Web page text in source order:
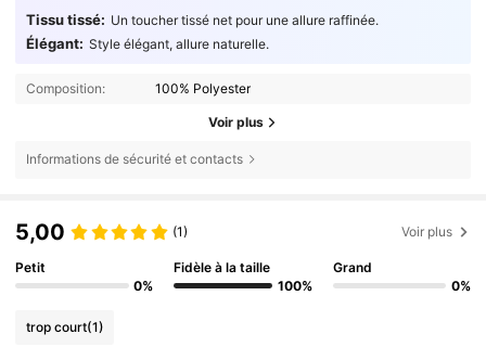
Tissu tissé: Un toucher tissé net pour une allure raffinée.
Élégant: Style élégant, allure naturelle.
Composition: 100% Polyester
Voir plus
Informations de sécurité et contacts
5,00 (1) Voir plus
Petit
0%
Fidèle à la taille
100%
Grand
0%
trop court(1)